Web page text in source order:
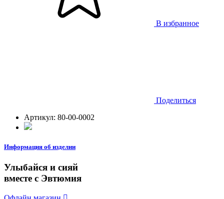
В избранное
Поделиться
Артикул: 80-00-0002
Информация об изделии
Улыбайся и сияй
вместе с Эвтюмия